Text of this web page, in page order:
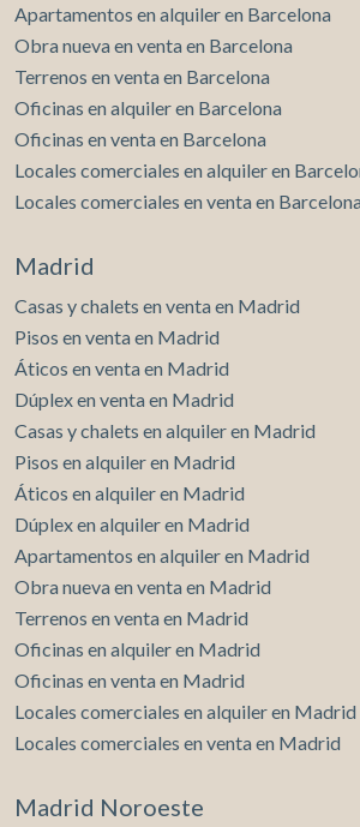
Apartamentos en alquiler en Barcelona
Obra nueva en venta en Barcelona
Terrenos en venta en Barcelona
Oficinas en alquiler en Barcelona
Oficinas en venta en Barcelona
Locales comerciales en alquiler en
Locales comerciales en venta en Barcelona
Madrid
Casas y chalets en venta en Madrid
Pisos en venta en Madrid
Áticos en venta en Madrid
Dúplex en venta en Madrid
Casas y chalets en alquiler en Madrid
Pisos en alquiler en Madrid
Áticos en alquiler en Madrid
Dúplex en alquiler en Madrid
Apartamentos en alquiler en Madrid
Obra nueva en venta en Madrid
Terrenos en venta en Madrid
Oficinas en alquiler en Madrid
Oficinas en venta en Madrid
Locales comerciales en alquiler en Madrid
Locales comerciales en venta en Madrid
Madrid Noroeste